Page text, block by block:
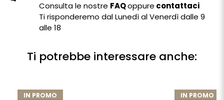
Consulta le nostre FAQoppure contattaci
Ti risponderemo dal Lunedì al Venerdì dalle 9
alle 18
Ti potrebbe interessare anche:
IN PROMO IN PROMO